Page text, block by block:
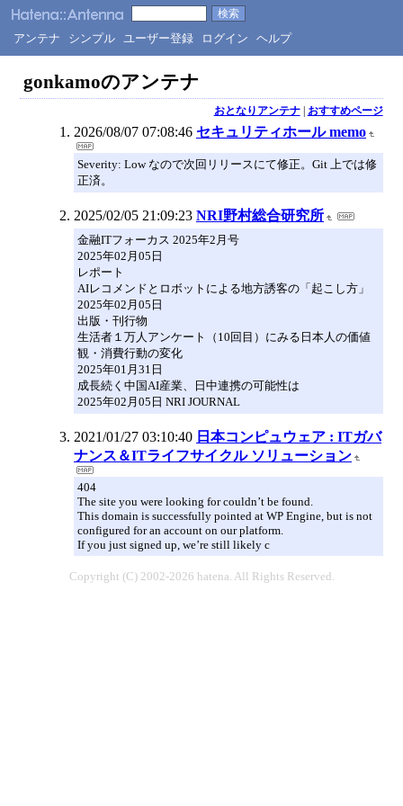
アンテナ シンプル ユーザー登録 ログイン ヘルプ
gonkamoのアンテナ
おとなりアンテナ| おすすめページ
2026/08/07 07:08:46 セキュリティホール memo
Severity: Low なので次回リリースにて修正。Git 上では修
正済。
2025/02/05 21:09:23 NRI野村総合研究所
金融ITフォーカス 2025年2月号
2025年02月05日
レポート
AIレコメンドとロボットによる地方誘客の「起こし方」
2025年02月05日
出版・刊行物
生活者１万人アンケート（10回目）にみる日本人の価値
観・消費行動の変化
2025年01月31日
成長続く中国AI産業、日中連携の可能性は
2025年02月05日 NRI JOURNAL
2021/01/27 03:10:40 日本コンピュウェア : ITガバ
ナンス＆ITライフサイクル ソリューション
404
The site you were looking for couldn’t be found.
This domain is successfully pointed at WP Engine, but is not
configured for an account on our platform.
If you just signed up, we’re still likely c
Copyright (C) 2002-2026 hatena. All Rights Reserved.